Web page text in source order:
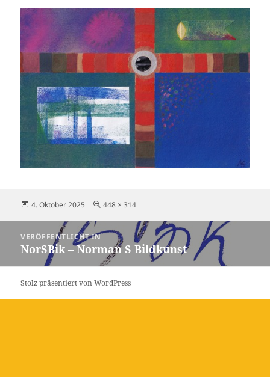
Veröffentlicht
4. Oktober 2025 Originalgröße
448 × 314
Beitragsnavigation
VERÖFFENTLICHT IN
NorSBik – Norman S Bildkunst
Stolz präsentiert von WordPress